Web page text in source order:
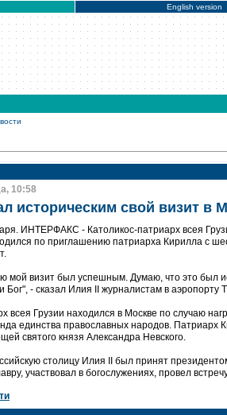
English version
10:58
историческим свой визит в
ИНТЕРФАКС - Католикос-патриарх всея
по приглашению патриарха Кирилла с
мой визит был успешным. Думаю, что это был
Бог", - сказал Илия II журналистам в аэропорту
всея Грузии находился в Москве по случаю
единства православных народов. Патриарх
святого князя Александра Невского.
столицу Илия II был принят
участвовал в богослужениях, провел